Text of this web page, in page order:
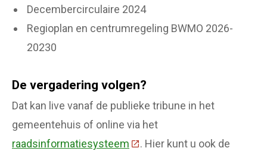
Decembercirculaire 2024
Regioplan en centrumregeling BWMO 2026-
20230
De vergadering volgen?
Dat kan live vanaf de publieke tribune in het
gemeentehuis of online via het
raadsinformatiesysteem (Deze link gaat naar een
. Hier kunt u ook de